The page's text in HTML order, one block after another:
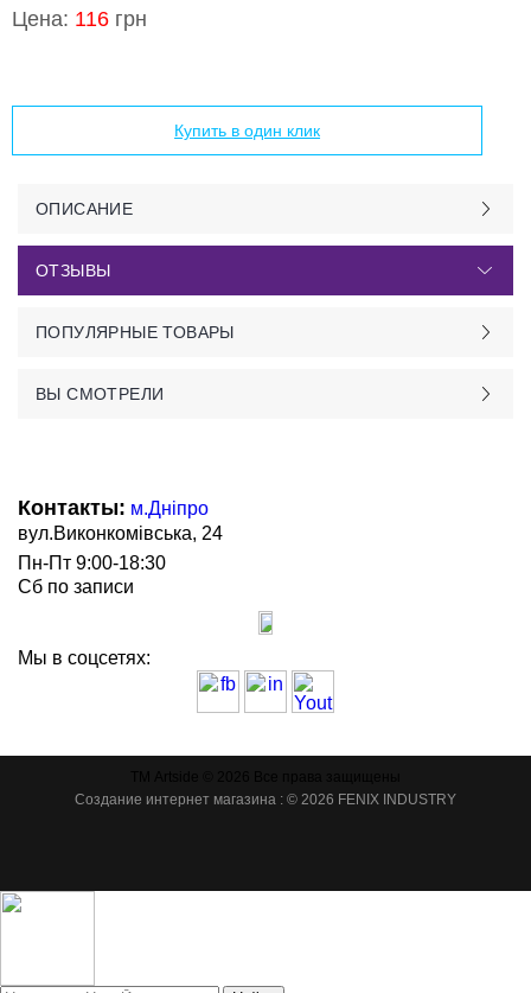
Цена: 116 грн
Купить в один клик
ОПИСАНИЕ
ОТЗЫВЫ
ПОПУЛЯРНЫЕ ТОВАРЫ
ВЫ СМОТРЕЛИ
Контакты: м.Дніпро
вул.Виконкомівська, 24
Пн-Пт 9:00-18:30
Сб по записи
Мы в соцсетях:
Создание интернет магазина : © 2026 FENIX INDUSTRY